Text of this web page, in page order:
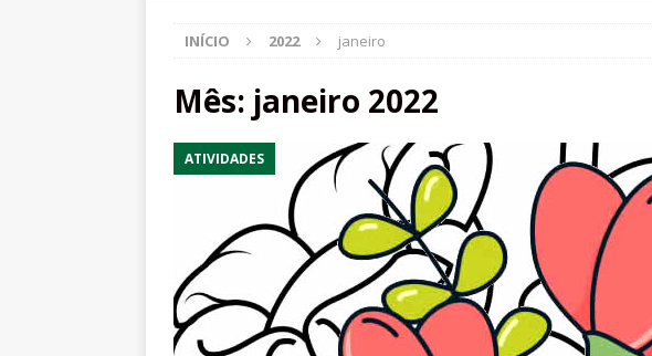
INÍCIO 2022 janeiro
Mês: janeiro 2022
ATIVIDADES